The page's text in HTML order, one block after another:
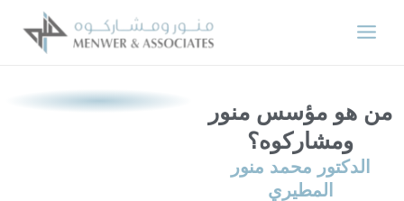
هو مؤسس منور
ومشاركوه؟
الدكتور محمد منور
المطيري